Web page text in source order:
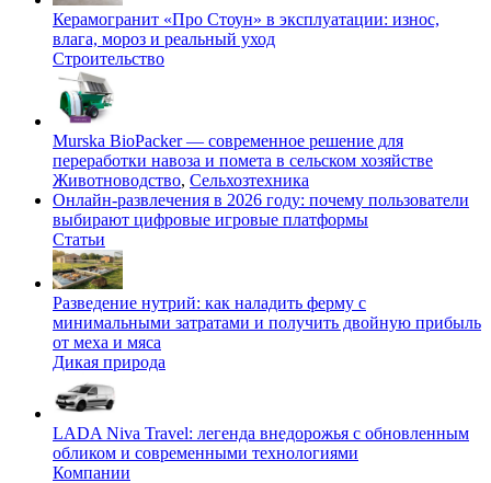
Керамогранит «Про Стоун» в эксплуатации: износ,
влага, мороз и реальный уход
Строительство
Murska BioPacker — современное решение для
переработки навоза и помета в сельском хозяйстве
Животноводство, Сельхозтехника
Онлайн-развлечения в 2026 году: почему пользователи
выбирают цифровые игровые платформы
Статьи
Разведение нутрий: как наладить ферму с
минимальными затратами и получить двойную прибыль
от меха и мяса
Дикая природа
LADA Niva Travel: легенда внедорожья с обновленным
обликом и современными технологиями
Компании